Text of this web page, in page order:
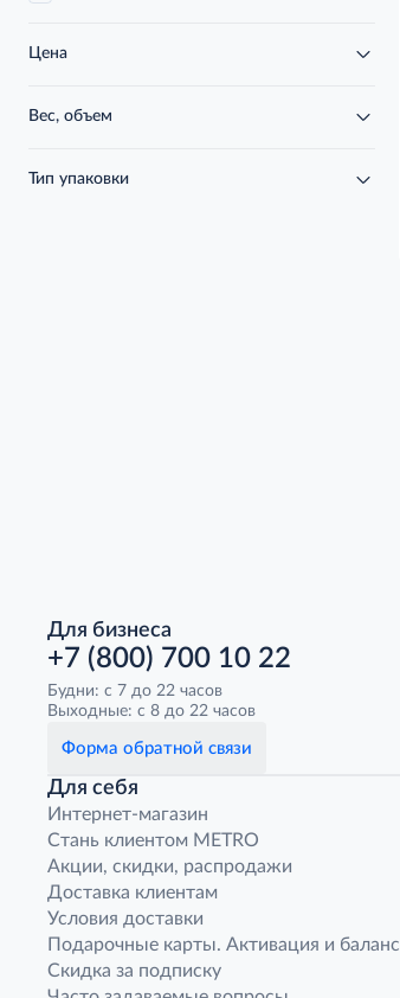
Цена
Вес, объем
Тип упаковки
Для бизнеса
+7 (800) 700 10 22
Будни: с 7 до 22 часов
Выходные: с 8 до 22 часов
Форма обратной связи
Для себя
Интернет-магазин
Стань клиентом METRO
Акции, скидки, распродажи
Доставка клиентам
Условия доставки
Подарочные карты. Активация и баланс
Скидка за подписку